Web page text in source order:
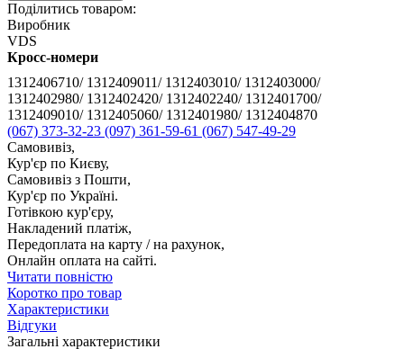
Поділитись товаром:
Виробник
VDS
Кросс-номери
1312406710/ 1312409011/ 1312403010/ 1312403000/
1312402980/ 1312402420/ 1312402240/ 1312401700/
1312409010/ 1312405060/ 1312401980/ 1312404870
(067) 373-32-23 (097) 361-59-61 (067) 547-49-29
Самовивіз,
Кур'єр по Києву,
Самовивіз з Пошти,
Кур'єр по Україні.
Готівкою кур'єру,
Накладений платіж,
Передоплата на карту / на рахунок,
Онлайн оплата на сайті.
Читати повністю
Коротко про товар
Характеристики
Відгуки
Загальні характеристики